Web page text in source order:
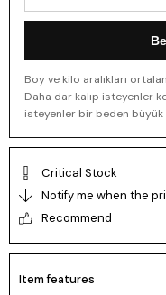
Boy ve kilo aralıkları
Daha dar kalıp isteyenler
isteyenler bir beden
Critical Stock
Notify me when the
Recommend
Item features